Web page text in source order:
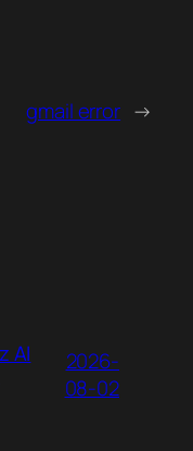
gmail error →
AI
2026-
08-02